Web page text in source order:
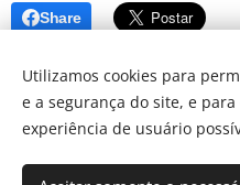
Share
Utilizamos cookies para
e a segurança do site, e
experiência de usuário